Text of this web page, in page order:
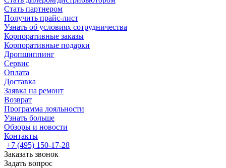
Стать партнером
Получить прайс-лист
Узнать об условиях сотрудничества
Корпоративные заказы
Корпоративные подарки
Дропшиппинг
Сервис
Оплата
Доставка
Заявка на ремонт
Возврат
Программа лояльности
Узнать больше
Обзоры и новости
Контакты
+7 (495) 150-17-28
Заказать звонок
Задать вопрос